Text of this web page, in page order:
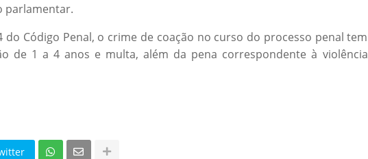
parlamentar.
do Código Penal, o crime de coação no curso do processo penal tem
de 1 a 4 anos e multa, além da pena correspondente à violência